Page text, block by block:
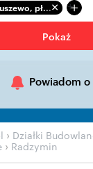
pł... +
Pokaż
Powiadom
› Działki
› Radzymin